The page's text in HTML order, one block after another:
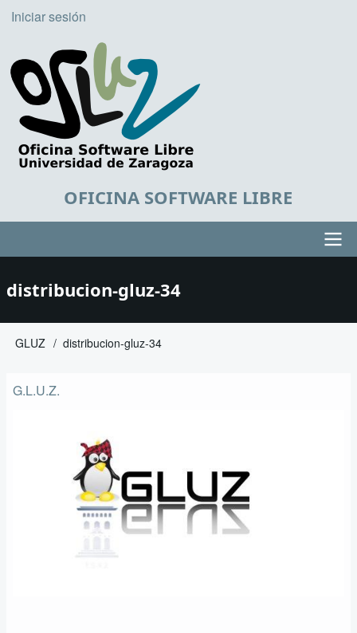
Pasar
contenido
principal
User
account
menu
Iniciar sesión
OFICINA SOFTWARE LIBRE
Main
distribucion-gluz-34
Sobrescribir
navegación
GLUZ distribucion-gluz-34
G.L.U.Z.